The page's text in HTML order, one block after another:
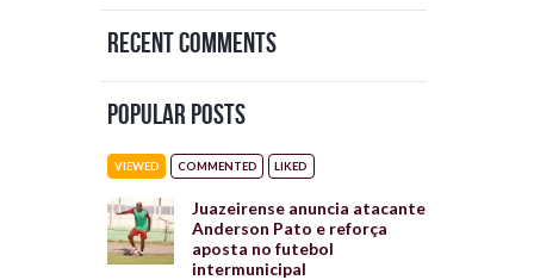
Recent Comments
Popular Posts
VIEWED COMMENTED LIKED
Juazeirense anuncia atacante
Anderson Pato e reforça
aposta no futebol
intermunicipal